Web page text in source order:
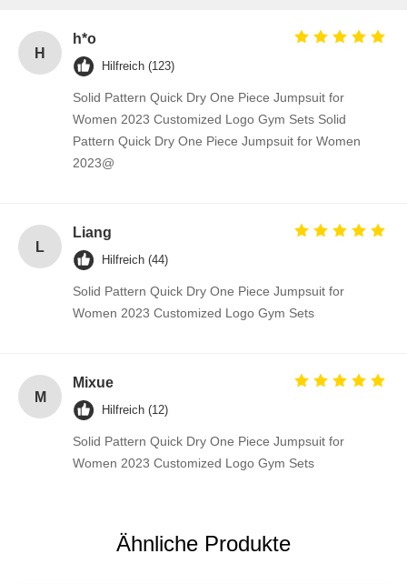
H
h*o
Hilfreich (123)
Solid Pattern Quick Dry One Piece Jumpsuit for
Women 2023 Customized Logo Gym Sets Solid
Pattern Quick Dry One Piece Jumpsuit for Women
2023@
L
Liang
Hilfreich (44)
Solid Pattern Quick Dry One Piece Jumpsuit for
Women 2023 Customized Logo Gym Sets
M
Mixue
Hilfreich (12)
Solid Pattern Quick Dry One Piece Jumpsuit for
Women 2023 Customized Logo Gym Sets
Ähnliche Produkte